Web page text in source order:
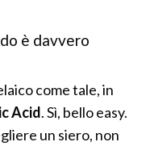
è davvero
come tale, in
Acid. Sì, bello easy.
un siero, non